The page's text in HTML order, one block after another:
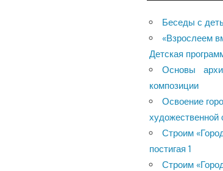
Беседы с
«Взрослеем
Детская
Основы
композиции
Освоение
художественной
Строим
постигая 1
Строим